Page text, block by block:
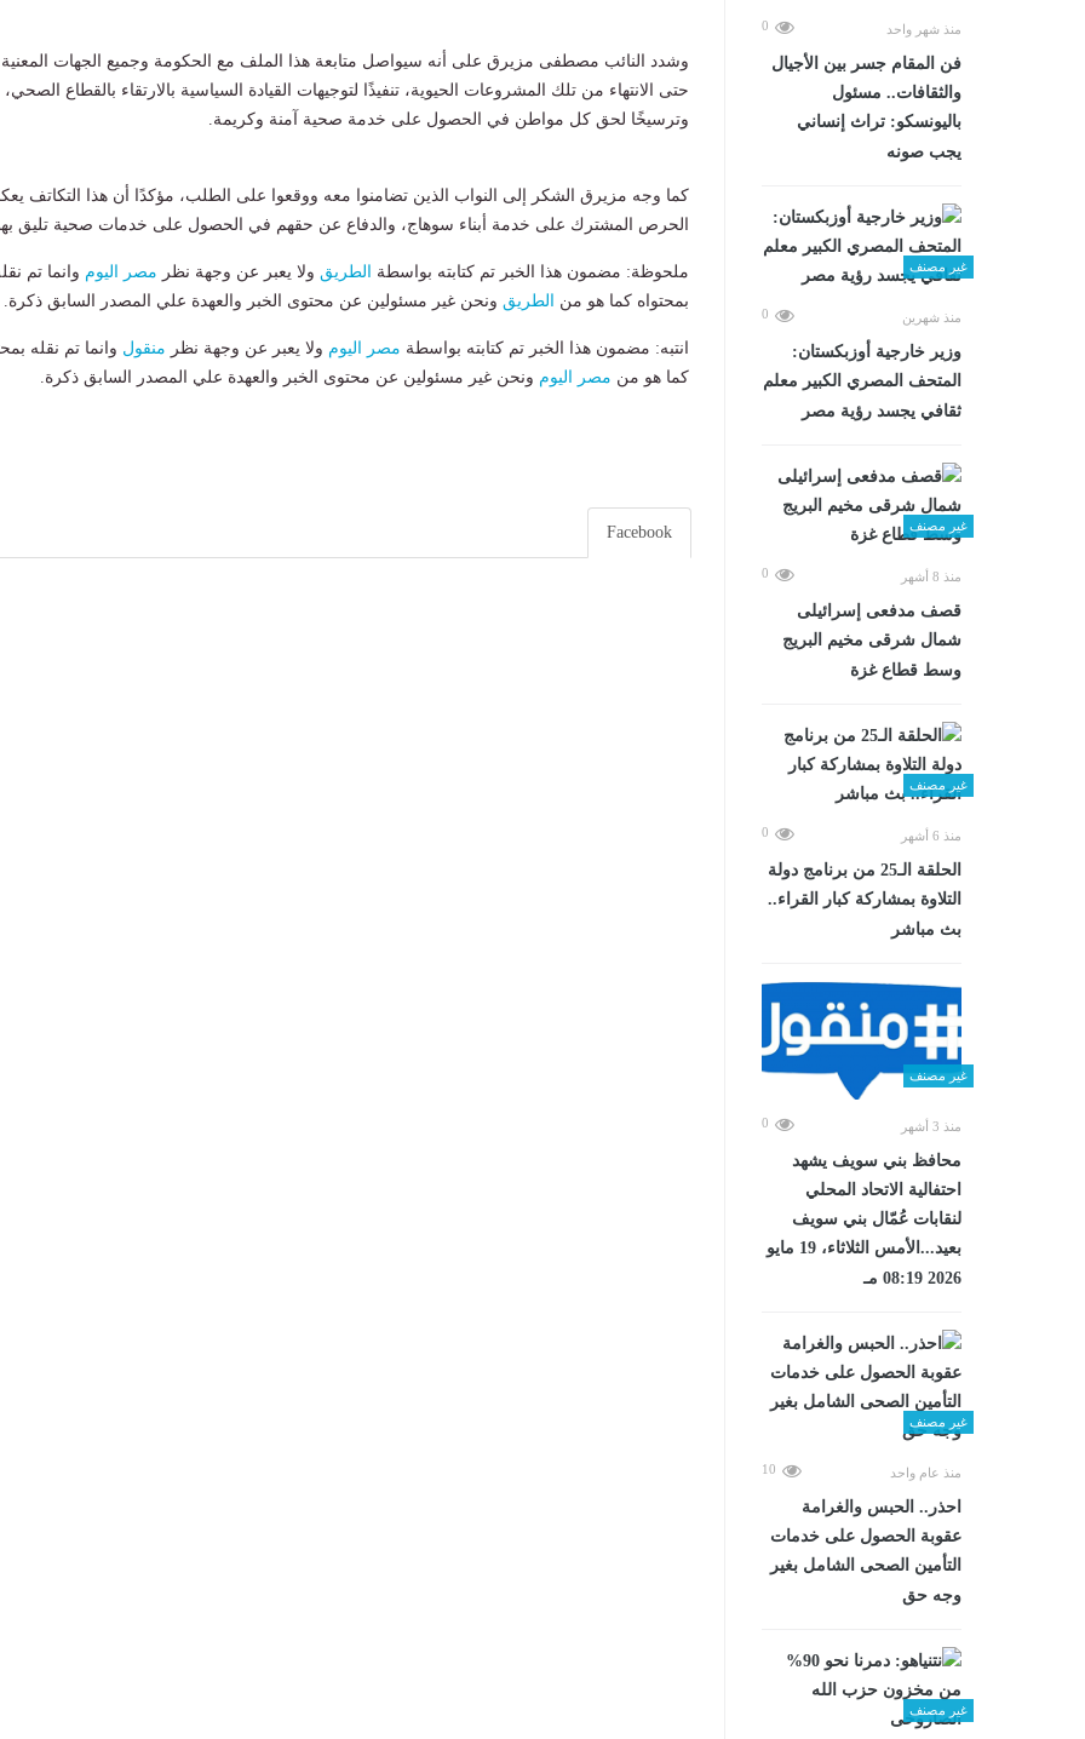
منذ شهر واحد 0
فن المقام جسر بين الأجيال
والثقافات.. مسئول
باليونسكو: تراث إنساني
يجب صونه
غير مصنف
منذ شهرين 0
وزير خارجية أوزبكستان:
المتحف المصري الكبير معلم
ثقافي يجسد رؤية مصر
غير مصنف
منذ 8 أشهر 0
قصف مدفعى إسرائيلى
شمال شرقى مخيم البريج
وسط قطاع غزة
غير مصنف
منذ 6 أشهر 0
الحلقة الـ25 من برنامج دولة
التلاوة بمشاركة كبار القراء..
بث مباشر
غير مصنف
منذ 3 أشهر 0
محافظ بني سويف يشهد
احتفالية الاتحاد المحلي
لنقابات عُمّال بني سويف
بعيد...الأمس الثلاثاء، 19 مايو
2026 08:19 مـ
غير مصنف
منذ عام واحد 10
احذر.. الحبس والغرامة
عقوبة الحصول على خدمات
التأمين الصحى الشامل بغير
وجه حق
غير مصنف
وشدد النائب مصطفى مزيرق على أنه سيواصل متابعة هذا الملف مع الحكومة وجميع الجهات المعنية
حتى الانتهاء من تلك المشروعات الحيوية، تنفيذًا لتوجيهات القيادة السياسية بالارتقاء بالقطاع الصحي،
وترسيخًا لحق كل مواطن في الحصول على خدمة صحية آمنة وكريمة.
كما وجه مزيرق الشكر إلى النواب الذين تضامنوا معه ووقعوا على الطلب، مؤكدًا أن هذا التكاتف
الحرص المشترك على خدمة أبناء سوهاج، والدفاع عن حقهم في الحصول على خدمات صحية تليق
ملحوظة: مضمون هذا الخبر تم كتابته بواسطة الطريق ولا يعبر عن وجهة نظر مصر اليوم وانما تم
بمحتواه كما هو من
الطريق ونحن غير مسئولين عن محتوى الخبر والعهدة علي المصدر السابق ذكرة.
انتبه: مضمون هذا الخبر تم كتابته بواسطة مصر اليوم ولا يعبر عن وجهة نظر منقول وانما تم نقله
كما هو من مصر اليوم ونحن غير مسئولين عن محتوى الخبر والعهدة علي المصدر السابق ذكرة.
Facebook